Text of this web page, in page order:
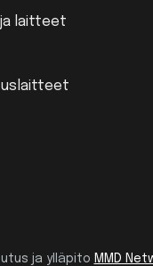
laitteet
ja ylläpito MMD